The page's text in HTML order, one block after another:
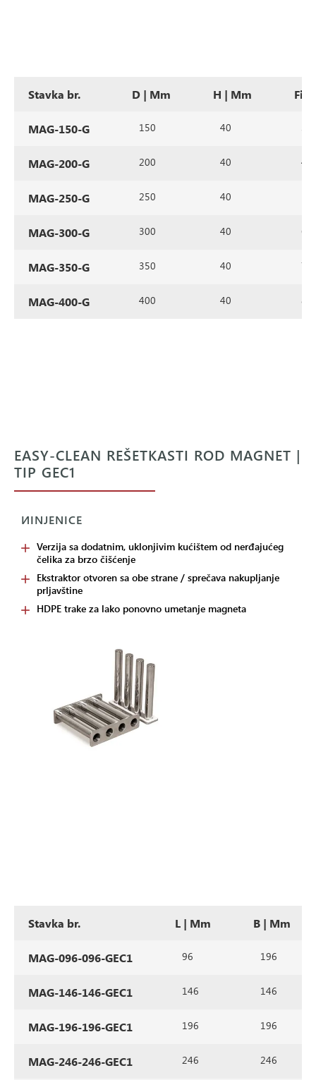
Stavka br. D | Mm H | Mm
MAG-150-G 150 40
MAG-200-G 200 40 4
MAG-250-G 250 40
MAG-300-G 300 40 6
MAG-350-G 350 40 7
MAG-400-G 400 40 8
EASY-CLEAN REŠETKASTI ROD MAGNET |
TIP GEC1
ИINJENICE
Verzija sa dodatnim, uklonjivim kućištem od nerđajućeg
čelika za brzo čišćenje
Ekstraktor otvoren sa obe strane / sprečava nakupljanje
prljavštine
HDPE trake za lako ponovno umetanje magneta
Stavka br. L | Mm B | Mm
MAG-096-096-GEC1 96 196
MAG-146-146-GEC1 146 146
MAG-196-196-GEC1 196 196
MAG-246-246-GEC1 246 246